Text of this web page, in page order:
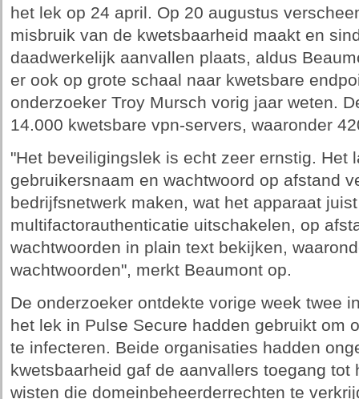
het lek op 24 april. Op 20 augustus
misbruik van de kwetsbaarheid maakt en
daadwerkelijk aanvallen plaats, aldus
er ook op grote schaal naar kwetsbare
onderzoeker Troy Mursch vorig jaar weten.
14.000 kwetsbare vpn-servers, waaronder
"Het beveiligingslek is echt zeer ernstig. Het
gebruikersnaam en wachtwoord op afstand
bedrijfsnetwerk maken, wat het apparaat
multifactorauthenticatie uitschakelen, op
wachtwoorden in plain text bekijken,
wachtwoorden", merkt Beaumont op.
De onderzoeker ontdekte vorige week twee
het lek in Pulse Secure hadden gebruikt om
te infecteren. Beide organisaties hadden
kwetsbaarheid gaf de aanvallers toegang tot
wisten die domeinbeheerderrechten te